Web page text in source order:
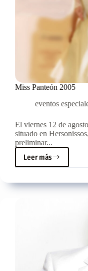
Miss Panteón 2005
eventos
El viernes 12 de
situado en
preliminar...
Leer más
Miss
Panteón